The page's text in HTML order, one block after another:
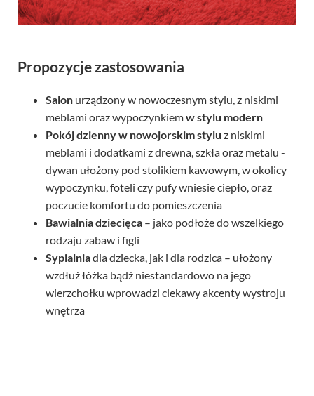
Propozycje zastosowania
Salon urządzony w nowoczesnym stylu, z niskimi
meblami oraz wypoczynkiemw stylu modern
Pokój dziennyw nowojorskim stylu z niskimi
meblami i dodatkami z drewna, szkła oraz metalu -
dywan ułożony pod stolikiem kawowym, w okolicy
wypoczynku, foteli czy pufy wniesie ciepło, oraz
poczucie komfortu do pomieszczenia
Bawialnia dziecięca – jako podłoże do wszelkiego
rodzaju zabaw i figli
Sypialniadla dziecka, jak i dla rodzica – ułożony
wzdłuż łóżka bądź niestandardowo na jego
wierzchołku wprowadzi ciekawy akcenty wystroju
wnętrza